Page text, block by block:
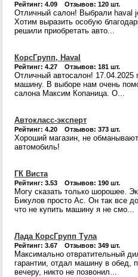
Рейтинг: 4.09 Отзывов: 120 шт.
Отличный салон! Выбрали haval
Хотим выразить особую
решили приобретать авто...
КорсГрупп, Haval
Рейтинг: 4.27 Отзывов: 181 шт.
Отличный автосалон!
машину. В выборе нам очень
салона Максим Копаница. О...
Автокласс-эксперт
Рейтинг: 4.20 Отзывов: 373 шт.
Хороший магазин, не
автомобиль!
ГК Виста
Рейтинг: 3.53 Отзывов: 190 шт.
Могу сказать только шорошее.
Бикулов просто Ас. Он так все
что не купить машину я не смо...
Лада КорсГрупп Тула
Рейтинг: 3.67 Отзывов: 349 шт.
Максимально отвратительный
гарантии, отдал машину в обед,
вечеру, никто не позвонил...